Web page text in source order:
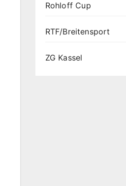
Rohloff Cup
RTF/Breitensport
ZG Kassel